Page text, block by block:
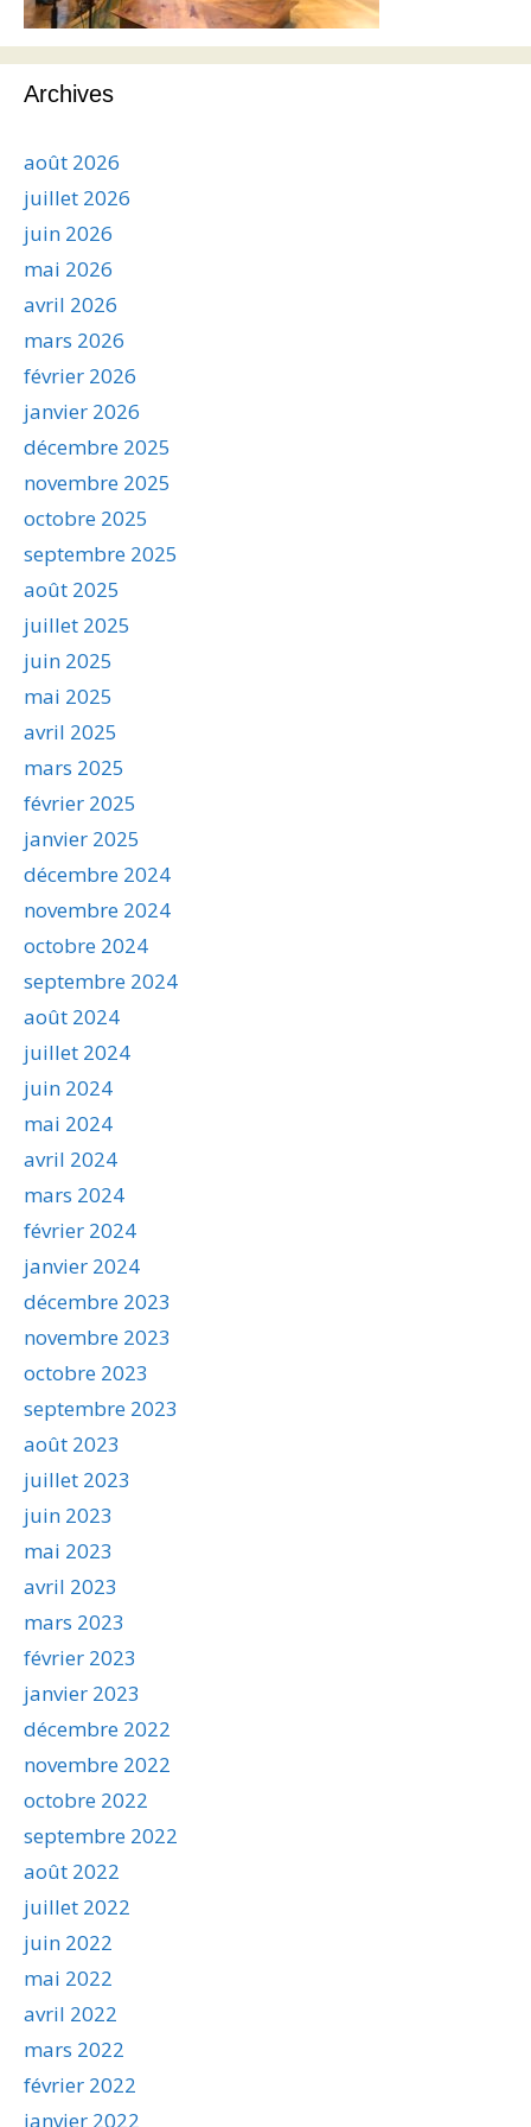
Archives
août 2026
juillet 2026
juin 2026
mai 2026
avril 2026
mars 2026
février 2026
janvier 2026
décembre 2025
novembre 2025
octobre 2025
septembre 2025
août 2025
juillet 2025
juin 2025
mai 2025
avril 2025
mars 2025
février 2025
janvier 2025
décembre 2024
novembre 2024
octobre 2024
septembre 2024
août 2024
juillet 2024
juin 2024
mai 2024
avril 2024
mars 2024
février 2024
janvier 2024
décembre 2023
novembre 2023
octobre 2023
septembre 2023
août 2023
juillet 2023
juin 2023
mai 2023
avril 2023
mars 2023
février 2023
janvier 2023
décembre 2022
novembre 2022
octobre 2022
septembre 2022
août 2022
juillet 2022
juin 2022
mai 2022
avril 2022
mars 2022
février 2022
janvier 2022